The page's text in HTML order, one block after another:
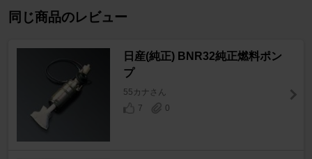
同じ商品のレビュー
日産(純正) BNR32純正燃料ポン
プ
55カナさん
7
0